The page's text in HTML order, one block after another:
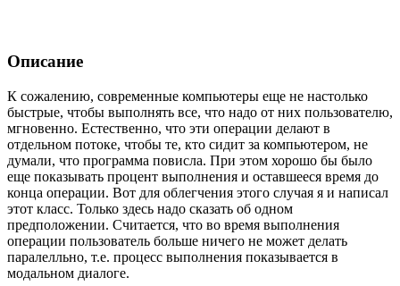
Описание
К сожалению, современные компьютеры еще не настолько
быстрые, чтобы выполнять все, что надо от них пользователю,
мгновенно. Естественно, что эти операции делают в
отдельном потоке, чтобы те, кто сидит за компьютером, не
думали, что программа повисла. При этом хорошо бы было
еще показывать процент выполнения и оставшееся время до
конца операции. Вот для облегчения этого случая я и написал
этот класс. Только здесь надо сказать об одном
предположении. Считается, что во время выполнения
операции пользователь больше ничего не может делать
паралелльно, т.е. процесс выполнения показывается в
модальном диалоге.